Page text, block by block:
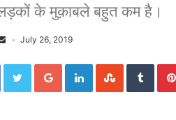
के मुक़ाबले बहुत कम है।
July 26, 2019
FacebookTwitterGoogle+LinkedIn